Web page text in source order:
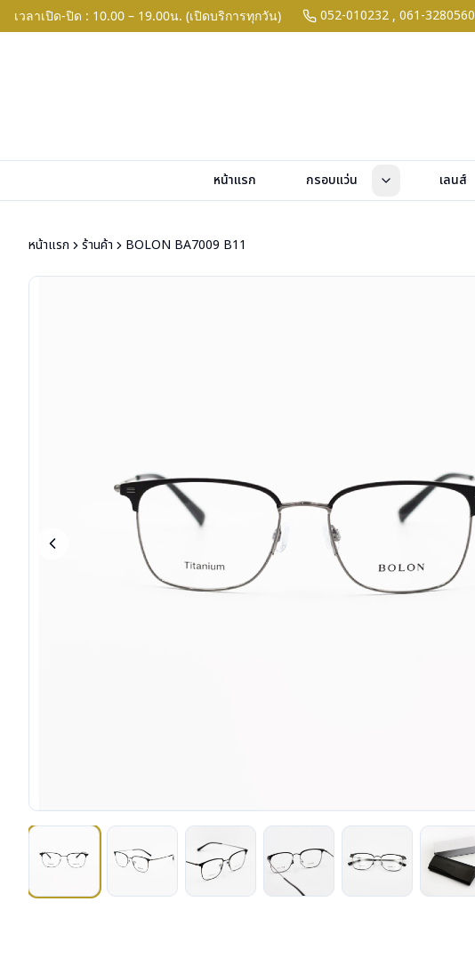
เวลาเปิด-ปิด : 10.00 – 19.00น. (เปิดบริการทุกวัน) 052-010232 , 061-3280560
หน้าแรก กรอบแว่น เลนส์
หน้าแรก ร้านค้า BOLON BA7009 B11